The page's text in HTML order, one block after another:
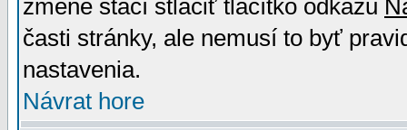
zmene stačí stlačiť tlačítko odkazu
časti stránky, ale nemusí to byť
nastavenia.
Návrat hore